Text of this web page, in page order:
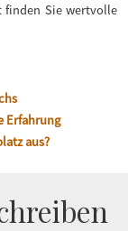
finden Sie wertvolle
Erfahrung
aus?